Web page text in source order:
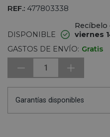
REF.: 477803338
DISPONIBLE
Recíbelo
viernes
GASTOS DE ENVÍO: Gratis
1
Garantías disponibles